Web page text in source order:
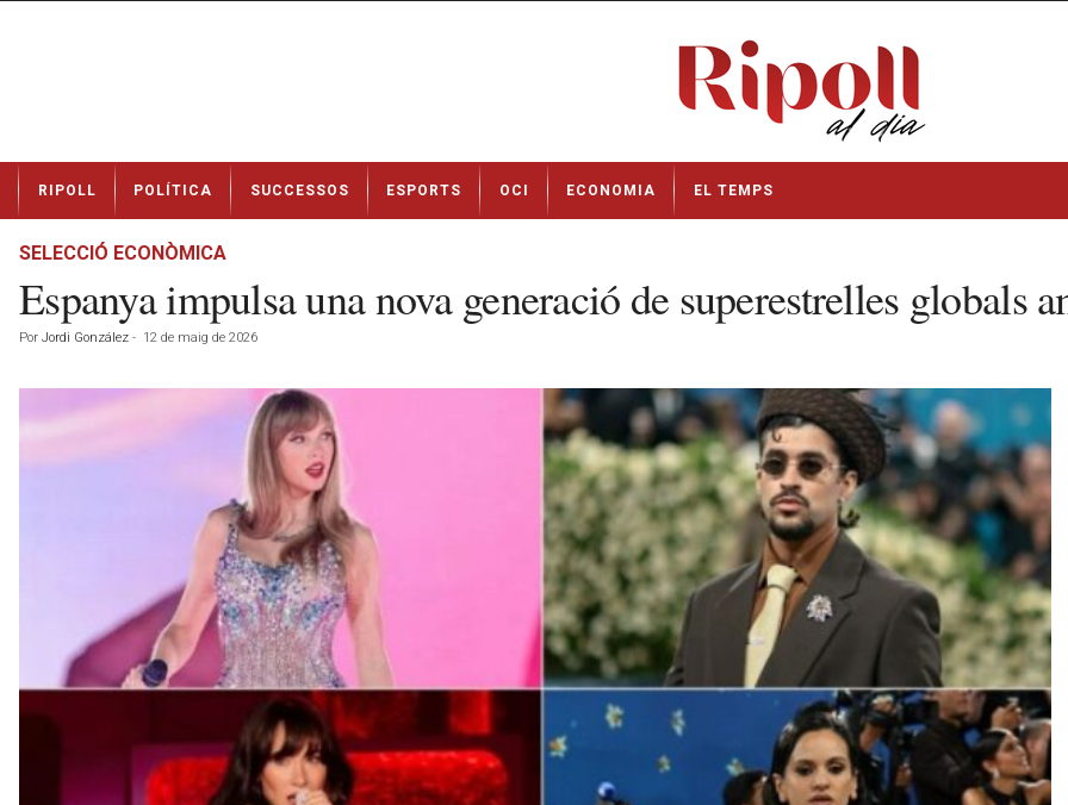
t
RIPOLL POLÍTICA SUCCESSOS ESPORTS OCI ECONOMIA EL TEMPS
SELECCIÓ ECONÒMICA
Espanya impulsa una nova generació de superestrelles globals
Por Jordi González - 12 de maig de 2026